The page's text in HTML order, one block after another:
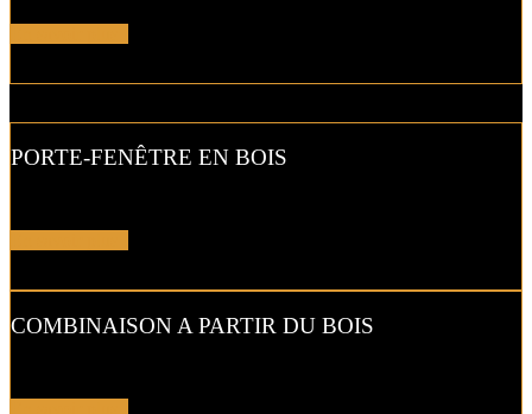
PORTE-FENÊTRE EN BOIS
COMBINAISON A PARTIR DU BOIS